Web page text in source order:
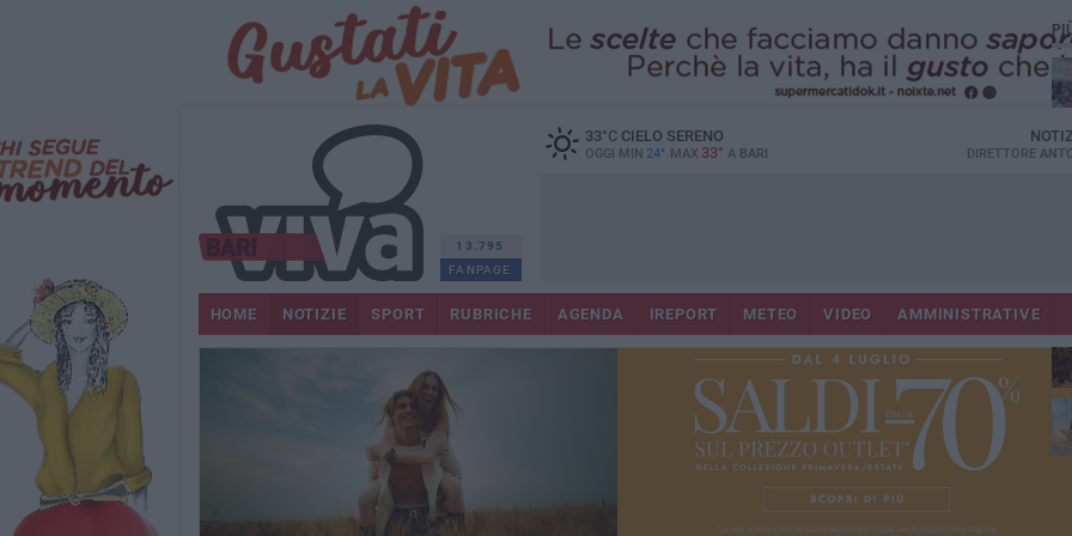
13.795
FANPAGE
33°CCIELO SERENO
OGGI MIN 24° MAX 33° A BARI DIRETTORE
HOME NOTIZIE SPORT RUBRICHE AGENDA IREPORT METEO VIDEO AMMINISTRATIVE